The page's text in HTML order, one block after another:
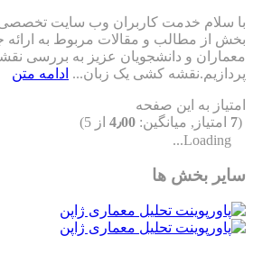
بخش از مطالب و مقالات مربوط به ارائه
معماران و دانشجویان عزیز به بررسی
پردازیم.نقشه کشی یک زبان... ادامه متن
امتیاز به این صفحه
(
7 امتیاز, میانگین: 4٫00 از 5)
Loading...
سایر بخش ها